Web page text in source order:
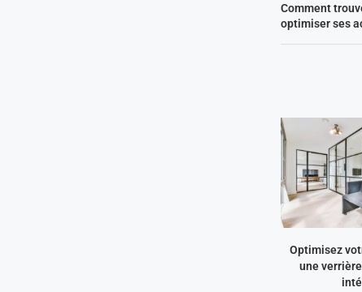
Comment
optimiser ses
Optimisez
une